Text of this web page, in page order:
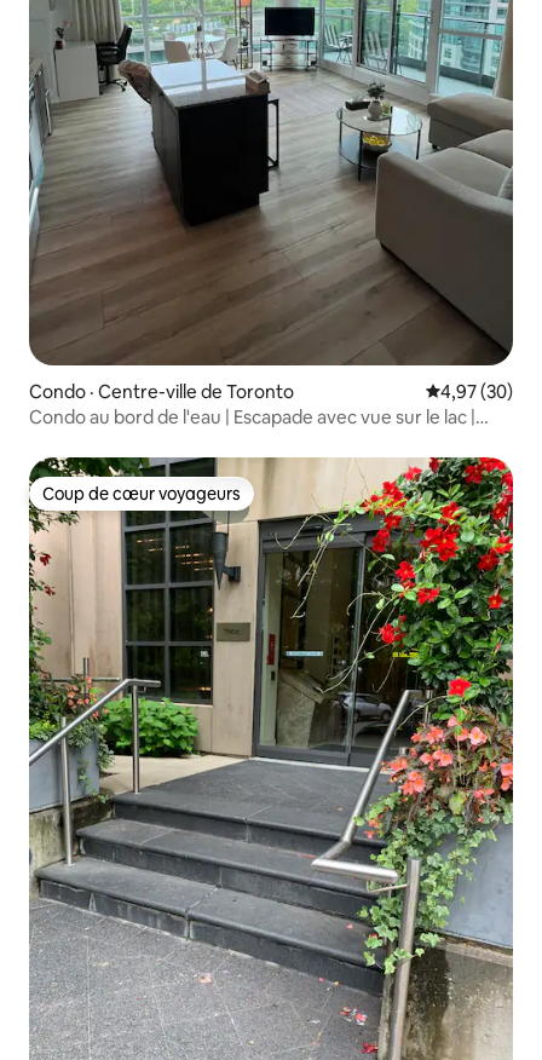
Condo · Centre-ville de Toronto Note
4,97 (30)
Condo au bord de l'eau | Escapade avec vue sur le lac |
Coup de cœur voyageurs
Coup de cœur voyageurs